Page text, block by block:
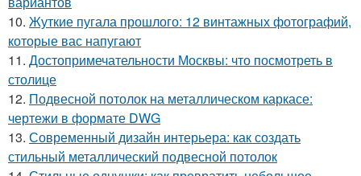
10. Жуткие пугала прошлого: 12 винтажных фотографий,
которые вас напугают
11. Достопримечательности Москвы: что посмотреть в
столице
12. Подвесной потолок на металлическом каркасе:
чертежи в формате DWG
13. Современный дизайн интерьера: как создать
стильный металлический подвесной потолок